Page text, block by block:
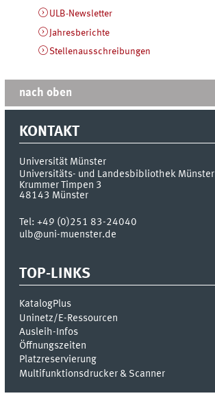
ULB-Newsletter
Jahresberichte
Stellenausschreibungen
nach oben
KONTAKT
Universität Münster
Universitäts- und Landesbibliothek Münster
Krummer Timpen 3
48143 Münster
Tel:+49 (0)251 83-24040
ulb@uni-muenster.de
TOP-LINKS
KatalogPlus
Uninetz/E-Ressourcen
Ausleih-Infos
Öffnungszeiten
Platzreservierung
Multifunktionsdrucker & Scanner